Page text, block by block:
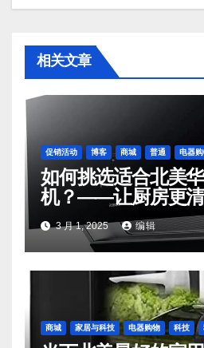
相关文章
促销活动 博客 商城 普通 电器
如何挑选适合北美
机？——让厨房更清
松3 月 1, 2025 编辑
商城 家居与科技 电器购物 科技